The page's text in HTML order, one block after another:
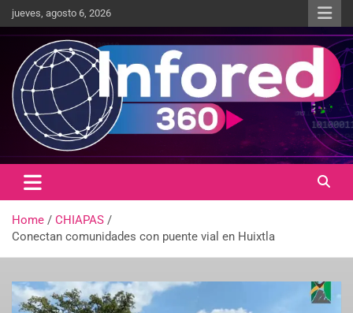
jueves, agosto 6, 2026
infored360.mx
Un giro en la información
Home
CHIAPAS
Conectan comunidades con puente vial en Huixtla